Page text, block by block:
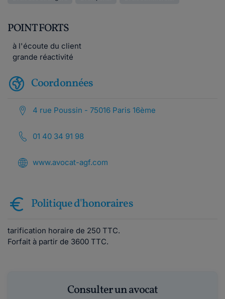
POINT FORTS
à l'écoute du client
grande réactivité
Coordonnées
4 rue Poussin - 75016 Paris 16ème
01 40 34 91 98
www.avocat-agf.com
Politique d'honoraires
tarification horaire de 250 TTC.
Forfait à partir de 3600 TTC.
Consulter un avocat